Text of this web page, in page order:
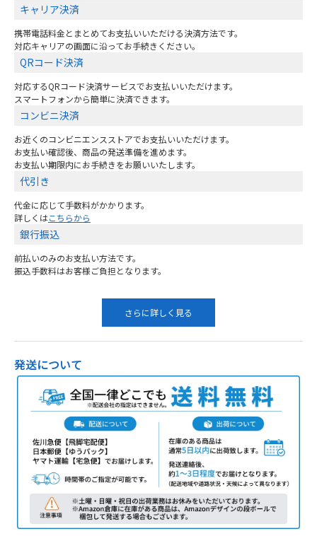
キャリア決済
携帯電話料金とまとめてお支払いいただける決済方法です。
対応キャリアの画面に沿ってお手続きください。
QRコード決済
対応するQRコード決済サービスでお支払いいただけます。
スマートフォンから簡単に決済できます。
コンビニ決済
お近くのコンビニエンスストアでお支払いいただけます。
お支払い確認後、商品の発送準備を進めます。
お支払い期限内にお手続きをお願いいたします。
代引き
代金に応じて手数料がかかります。
詳しくはこちらから
銀行振込
前払いのみのお支払い方法です。
振込手数料はお客様ご負担となります。
さらに詳しく見る
発送について